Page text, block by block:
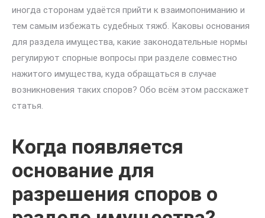
иногда сторонам удаётся прийти к взаимопониманию и
тем самым избежать судебных тяжб. Каковы основания
для раздела имущества, какие законодательные нормы
регулируют спорные вопросы при разделе совместно
нажитого имущества, куда обращаться в случае
возникновения таких споров? Обо всём этом расскажет
статья.
Когда появляется
основание для
разрешения споров о